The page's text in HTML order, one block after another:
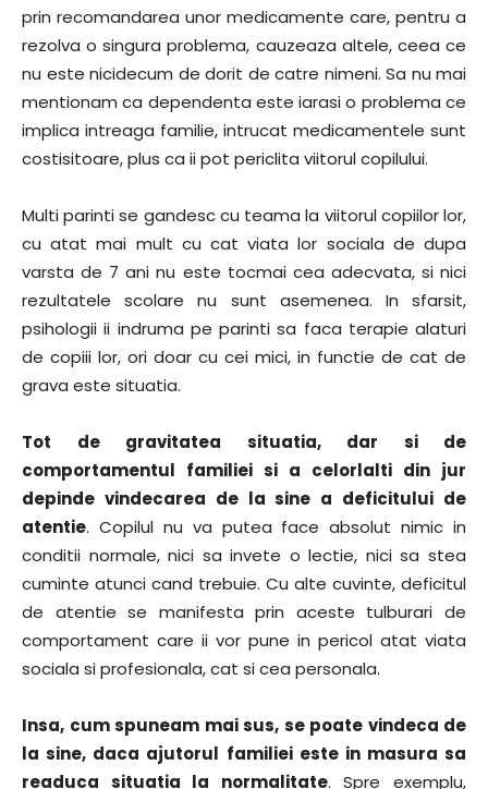
prin recomandarea unor medicamente care, pentru a
rezolva o singura problema, cauzeaza altele, ceea ce
nu este nicidecum de dorit de catre nimeni. Sa nu mai
mentionam ca dependenta este iarasi o problema ce
implica intreaga familie, intrucat medicamentele sunt
costisitoare, plus ca ii pot periclita viitorul copilului.
Multi parinti se gandesc cu teama la viitorul copiilor lor,
cu atat mai mult cu cat viata lor sociala de dupa
varsta de 7 ani nu este tocmai cea adecvata, si nici
rezultatele scolare nu sunt asemenea. In sfarsit,
psihologii ii indruma pe parinti sa faca terapie alaturi
de copiii lor, ori doar cu cei mici, in functie de cat de
grava este situatia.
Tot de gravitatea situatia, dar si de
comportamentul familiei si a celorlalti din jur
depinde vindecarea de la sine a deficitului de
atentie. Copilul nu va putea face absolut nimic in
conditii normale, nici sa invete o lectie, nici sa stea
cuminte atunci cand trebuie. Cu alte cuvinte, deficitul
de atentie se manifesta prin aceste tulburari de
comportament care ii vor pune in pericol atat viata
sociala si profesionala, cat si cea personala.
Insa, cum spuneam mai sus, se poate vindeca de
la sine, daca ajutorul familiei este in masura sa
readuca situatia la normalitate. Spre exemplu,